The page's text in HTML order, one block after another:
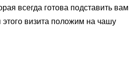
всегда готова подставить вам
визита положим на чашу